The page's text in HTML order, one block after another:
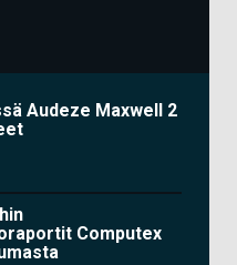
Audeze Maxwell 2
Computex